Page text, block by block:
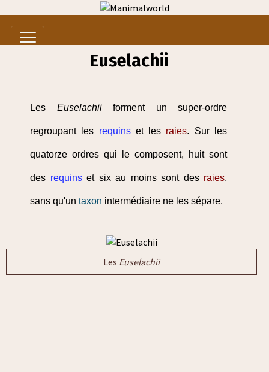
Euselachii
Les Euselachiiforment un super-ordre
regroupant les requinset les raies. Sur les
quatorze ordres qui le composent, huit sont
des requinset six au moins sont des raies,
sans qu'un taxon intermédiaire ne les sépare.
Les Euselachii